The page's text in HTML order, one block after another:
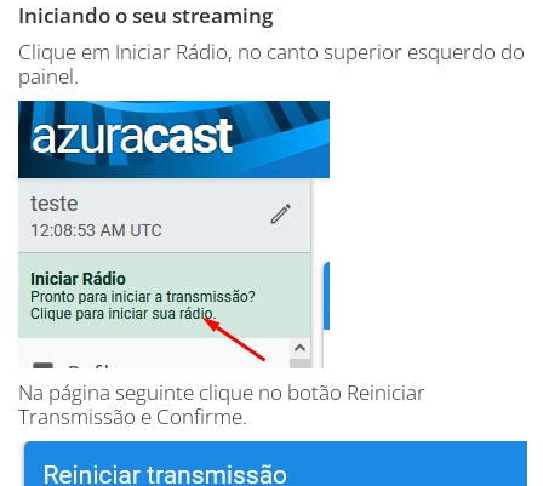
Iniciando o seu streaming
Clique em Iniciar Rádio, no canto superior esquerdo do
painel.
Na página seguinte clique no botão Reiniciar
Transmissão e Confirme.